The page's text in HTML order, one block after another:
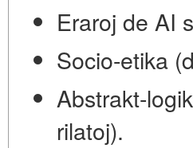
Eraroj de AI
Socio-etika
Abstrakt-
rilatoj).